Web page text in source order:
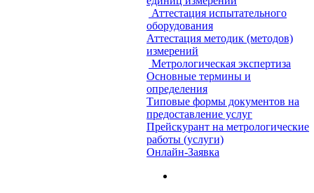
Аттестация испытательного
оборудования
Аттестация методик (методов)
измерений
Метрологическая экспертиза
Основные термины и
определения
Типовые формы документов на
предоставление услуг
Прейскурант на метрологические
работы (услуги)
Онлайн-Заявка